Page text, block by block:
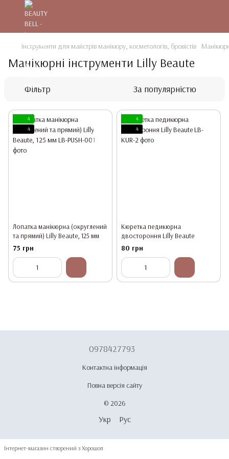
Інструменти для майстрів манікюру, косметологів, бровістів
Манікюрні інструменти Lilly Beaute
Фільтр За популярністю
4
4
Лопатка манікюрна (округлений
та прямий) Lilly Beaute, 125 мм
75 грн
4
4
Кюретка педикюрна
двостороння Lilly Beaute
80 грн
0978427793
Контактна інформація
Повна версія сайту
© 2026
Укр Рус
Інтернет-магазин створений з Хорошоп